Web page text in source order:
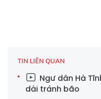
TIN LIÊN QUAN
Ngư dân Hà
dài tránh bão